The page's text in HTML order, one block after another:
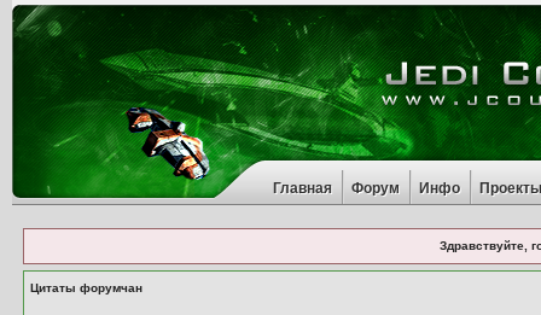
Главная Форум Инфо
Здравствуйте,
Цитаты форумчан